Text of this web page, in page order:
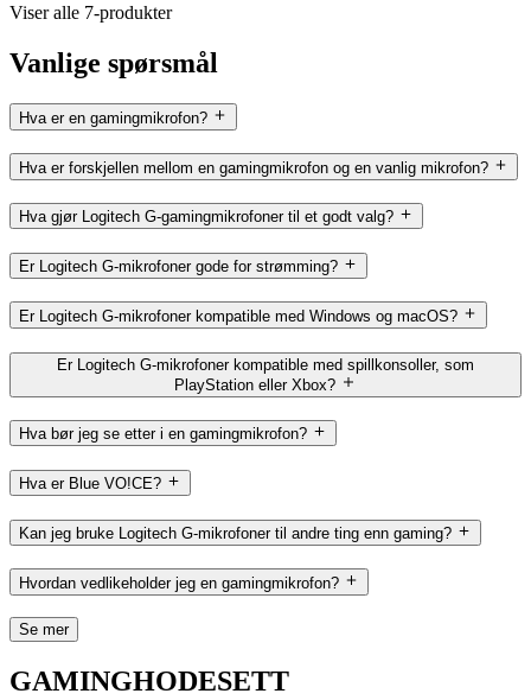
Viser alle 7-produkter
Vanlige spørsmål
Hva er en gamingmikrofon?
Hva er forskjellen mellom en gamingmikrofon og en vanlig mikrofon?
Hva gjør Logitech G-gamingmikrofoner til et godt valg?
Er Logitech G-mikrofoner gode for strømming?
Er Logitech G-mikrofoner kompatible med Windows og macOS?
Er Logitech G-mikrofoner kompatible med spillkonsoller, som
PlayStation eller Xbox?
Hva bør jeg se etter i en gamingmikrofon?
Hva er Blue VO!CE?
Kan jeg bruke Logitech G-mikrofoner til andre ting enn gaming?
Hvordan vedlikeholder jeg en gamingmikrofon?
Se mer
GAMINGHODESETT